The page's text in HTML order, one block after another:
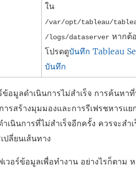
ใน
/var/opt/tableau/
/logs/dataserver หากต้
โปรดดูบันทึก Tableau
บันทึก
ข้อมูลดำเนินการไม่สำเร็จ การค้นหา
ารสร้างมุมมองและการรีเฟรชหารแ
นินการที่ไม่สำเร็จอีกครั้ง ควรจะสำเ
ลี่ยนเส้นทาง
วอร์ข้อมูลเพื่อทำงาน อย่างไรก็ตาม